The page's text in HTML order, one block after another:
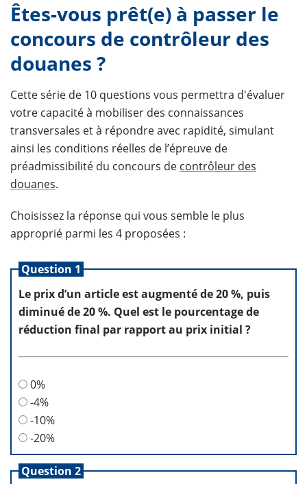
Êtes-vous prêt(e) à passer le
concours de contrôleur des
douanes ?
Cette série de 10 questions vous permettra d'évaluer
votre capacité à mobiliser des connaissances
transversales et à répondre avec rapidité, simulant
ainsi les conditions réelles de l’épreuve de
préadmissibilité du concours de contrôleur des
douanes.
Choisissez la réponse qui vous semble le plus
approprié parmi les 4 proposées :
Question 1
Le prix d’un article est augmenté de 20 %, puis
diminué de 20 %. Quel est le pourcentage de
réduction final par rapport au prix initial ?
0%
-4%
-10%
-20%
Question 2